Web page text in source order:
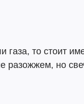
газа, то стоит
разожжем, но